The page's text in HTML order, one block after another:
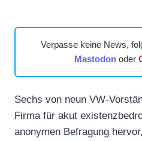
Verpasse keine News,
Mastodonoder
Sechs von neun VW-
Firma für akut
anonymen Befragung